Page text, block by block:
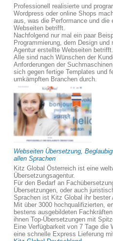
Professionell realisierte und
Wordpress oder online Shops
aus, was die Performance und die
Webseiten betrifft.
Nachfolgend nur mal ein paar
Programmierung, dem Design
Agentur erstellte Webseiten betrifft.
Alle sind nach Wünschen der
Anforderungen der
sich gegen fertige Templates und
umkämpften Branchen durch.
Webseiten Übersetzung,
allen Sprachen
Kitz Global Österreich ist eine
Übersetzungsagentur.
Für den Bedarf an
Übersetzungen, oder auch
Sprachen ist Kitz Global ihr bester
Mit über 3000 hochqualifizierten,
bestens ausgebildeten
ihnen Top-Übersetzungen mit
Eine Verfügbarkeit von 7 Tage die
eine schnelle Express Lieferung